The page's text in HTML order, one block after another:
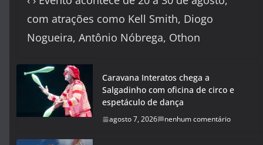
com atrações como Kell Smith, Diogo
Nogueira, Antônio Nóbrega, Othon
Caravana Interatos chega a
Salgadinho com oficina de circo e
espetáculo de dança
agosto 7, 2026 nenhum comentário